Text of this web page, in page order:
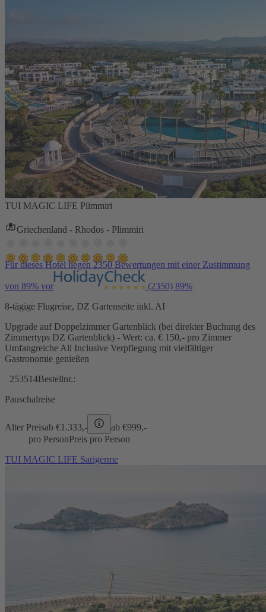
TUI MAGIC LIFE Plimmiri
Griechenland - Rhodos - Plimmiri
Für dieses Hotel liegen 2350 Bewertungen mit einer Zustimmung
von 89% vor (2350) 89%
8-tägige Flugreise, DZ Gartenseite inkl. AI
Upgrade auf Doppelzimmer Gartenblick (bei direkter Buchung des
Zimmertyps DZ Gartenblick) - Wert: ca. € 150,- pro Zimmer
Umfangreiche All Inclusive Verpflegung mit vielfältiger
Gastronomie genießen
253514Bestellnr.:
Pauschalreise
Alter Preisab €1.333,- ab €999,-
pro PersonPreis pro Person
TUI MAGIC LIFE Sarigerme